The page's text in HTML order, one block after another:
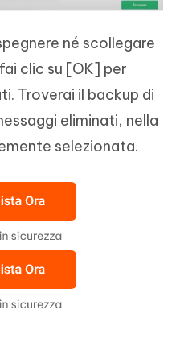
né scollegare
clic su [OK] per
Troverai il backup di
eliminati, nella
selezionata.